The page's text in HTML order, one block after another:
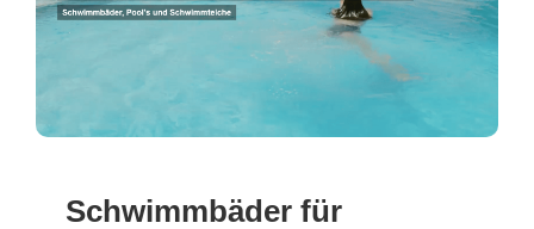
Schwimmbäder für